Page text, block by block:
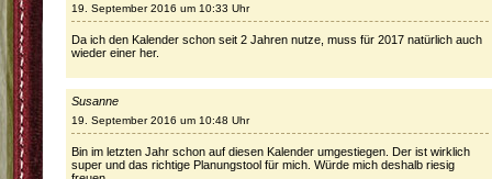
19. September 2016 um 10:33 Uhr
Da ich den Kalender schon seit 2 Jahren nutze, muss für 2017 natürlich auch
wieder einer her.
Susanne
19. September 2016 um 10:48 Uhr
Bin im letzten Jahr schon auf diesen Kalender umgestiegen. Der ist wirklich
super und das richtige Planungstool für mich. Würde mich deshalb riesig